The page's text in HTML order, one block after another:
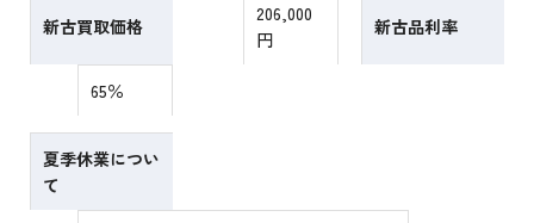
新古買取価格
206,000
円
新古品利率
65％
夏季休業につい
て